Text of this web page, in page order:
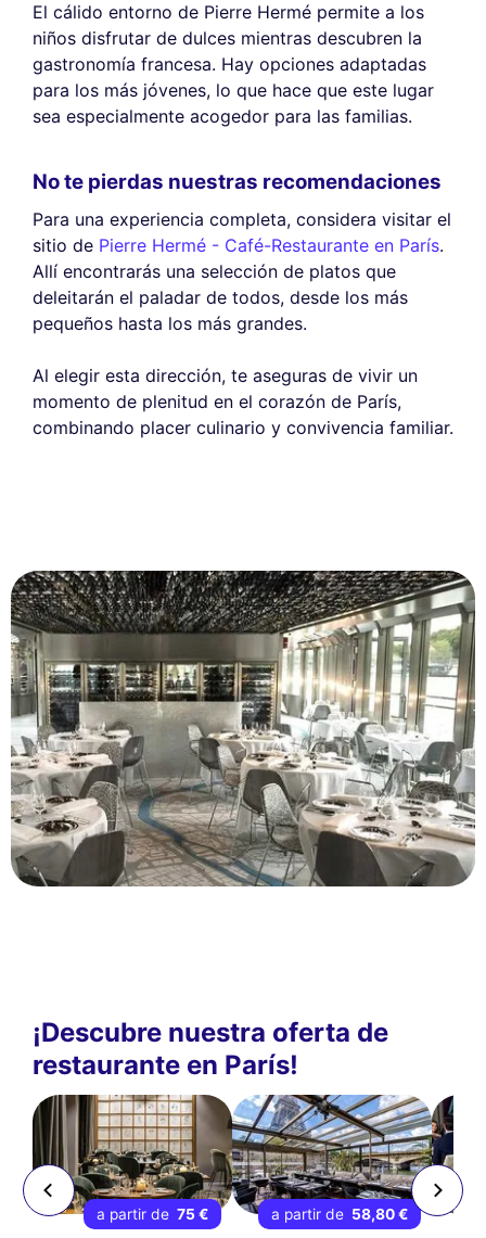
El cálido entorno de Pierre Hermé permite a los
niños disfrutar de dulces mientras descubren la
gastronomía francesa. Hay opciones adaptadas
para los más jóvenes, lo que hace que este lugar
sea especialmente acogedor para las familias.
No te pierdas nuestras recomendaciones
Para una experiencia completa, considera visitar el
sitio de Pierre Hermé - Café-Restaurante en París.
Allí encontrarás una selección de platos que
deleitarán el paladar de todos, desde los más
pequeños hasta los más grandes.
Al elegir esta dirección, te aseguras de vivir un
momento de plenitud en el corazón de París,
combinando placer culinario y convivencia familiar.
¡Descubre nuestra oferta de
restaurante en París!
a partir de 75 € a partir de 58,80 €